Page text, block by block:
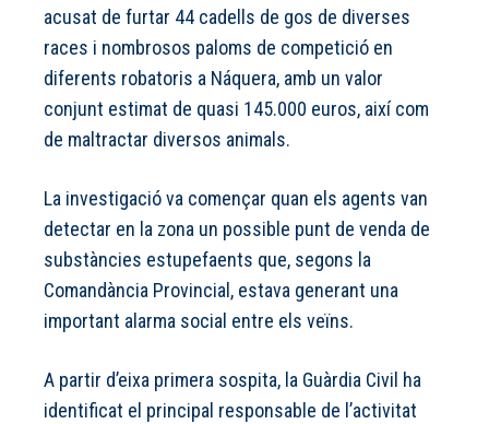
acusat de furtar 44 cadells de gos de diverses
races i nombrosos paloms de competició en
diferents robatoris a Náquera, amb un valor
conjunt estimat de quasi 145.000 euros, així com
de maltractar diversos animals.
La investigació va començar quan els agents van
detectar en la zona un possible punt de venda de
substàncies estupefaents que, segons la
Comandància Provincial, estava generant una
important alarma social entre els veïns.
A partir d’eixa primera sospita, la Guàrdia Civil ha
identificat el principal responsable de l’activitat